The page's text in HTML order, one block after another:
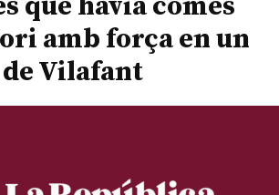
amb força en un
Vilafant